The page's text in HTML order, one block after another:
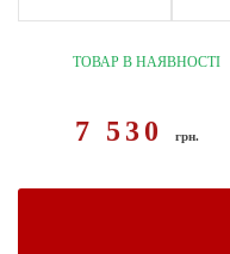
ТОВАР В НАЯВНОСТІ
7 530грн.